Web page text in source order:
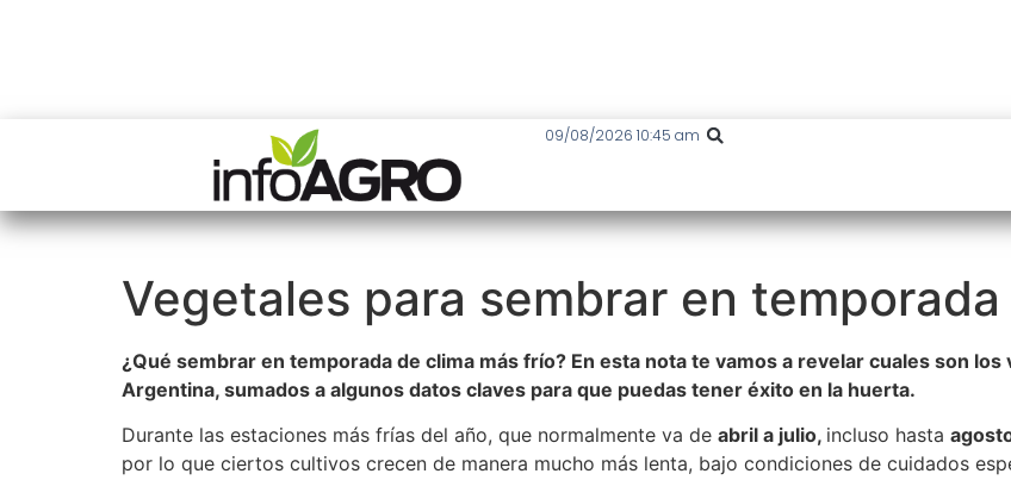
09/08/2026 10:45 am
Vegetales para sembrar en
¿Qué sembrar en temporada de clima más frío? En esta nota te vamos a revelar cuales son
Argentina, sumados a algunos datos claves para que puedas tener éxito en la huerta.
Durante las estaciones más frías del año, que normalmente va de abril a julio, incluso hasta
por lo que ciertos cultivos crecen de manera mucho más lenta, bajo condiciones de cuidados